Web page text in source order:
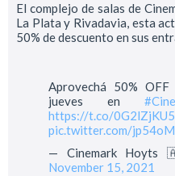
El complejo de salas de
La Plata y Rivadavia, esta
50% de descuento en sus
Aprovechá 50%
jueves en
https://t.co/
pic.twitter.com/
— Cinemark Hoyts
November 15, 2021